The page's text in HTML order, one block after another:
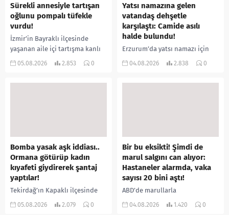
Sürekli annesiyle tartışan
oğlunu pompalı tüfekle
vurdu!
İzmir’in Bayraklı ilçesinde
yaşanan aile içi tartışma kanlı
bitti. İddiaya göre, uzun süredir
05.08.2026 2.853 0
Yatsı namazına gelen
vatandaş dehşetle
karşılaştı: Camide asılı
halde bulundu!
Erzurum’da yatsı namazı için
camiye gelen bir vatandaş,
04.08.2026 2.838 0
Bomba yasak aşk iddiası..
Ormana götürüp kadın
kıyafeti giydirerek şantaj
yaptılar!
Tekirdağ’ın Kapaklı ilçesinde
bir kişiyi, arkadaşının eşiyle
05.08.2026 2.079 0
Bir bu eksikti! Şimdi de
marul salgını can alıyor:
Hastaneler alarmda, vaka
sayısı 20 bini aştı!
ABD’de marullarla
ilişkilendirilen siklospora
04.08.2026 1.420 0